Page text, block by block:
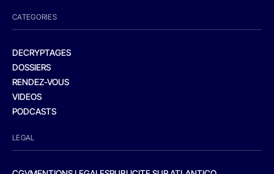
CATEGORIES
DECRYPTAGES
DOSSIERS
RENDEZ-VOUS
VIDEOS
PODCASTS
LEGAL